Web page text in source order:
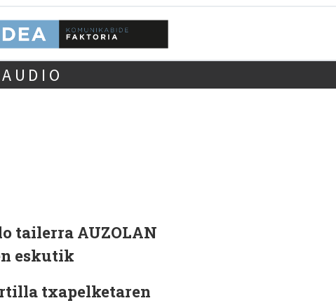
tailerra AUZOLAN
eskutik
txapelketaren